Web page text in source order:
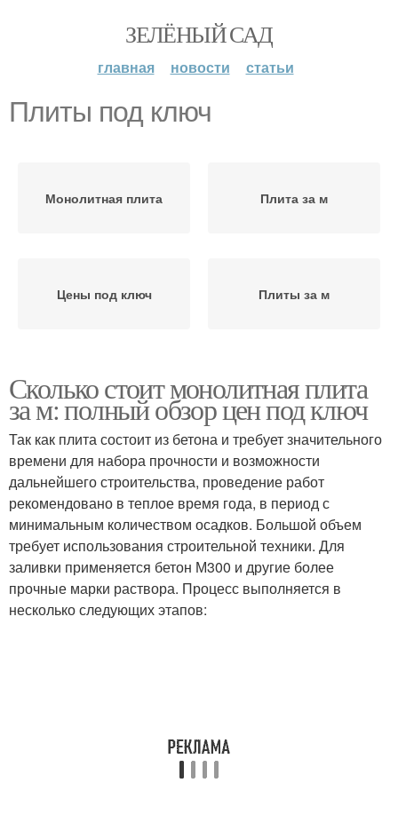
ЗЕЛЁНЫЙ САД
главная новости статьи
Плиты под ключ
Монолитная плита Плита за м
Цены под ключ Плиты за м
Сколько стоит монолитная плита
за м: полный обзор цен под ключ
Так как плита состоит из бетона и требует значительного
времени для набора прочности и возможности
дальнейшего строительства, проведение работ
рекомендовано в теплое время года, в период с
минимальным количеством осадков. Большой объем
требует использования строительной техники. Для
заливки применяется бетон М300 и другие более
прочные марки раствора. Процесс выполняется в
несколько следующих этапов: